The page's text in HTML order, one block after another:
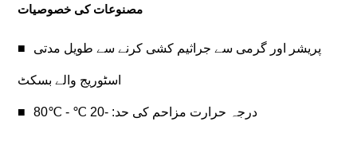
مصنوعات کی خصوصیات
پریشر اور گرمی سے جراثیم کشی کرنے سے طویل مدتی
اسٹوریج والے بسکٹ
درجہ حرارت مزاحم کی حد: -20 ℃ - ℃80